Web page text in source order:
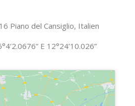
Piano del Cansiglio, Italien
E 12°24’10.026”